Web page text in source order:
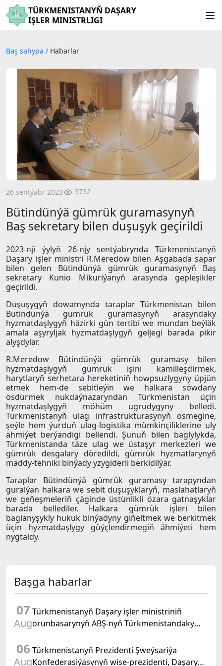
TÜRKMENISTANYŇ DAŞARY
IŞLER MINISTRLIGI
Baş sahypa / Habarlar
26 sentýabr 2023 5732
Bütindünýä gümrük guramasynyň
Baş sekretary bilen duşuşyk geçirildi
2023-nji ýylyň 26-njy sentýabrynda Türkmenistanyň
Daşary işler ministri R.Meredow bilen Aşgabada sapar
bilen gelen Bütindünýä gümrük guramasynyň Baş
sekretary Kunio Mikuriýanyň arasynda gepleşikler
geçirildi.
Duşuşygyň dowamynda taraplar Türkmenistan bilen
Bütindünýä gümrük guramasynyň arasyndaky
hyzmatdaşlygyň häzirki gün tertibi we mundan beýläk
amala aşyryljak hyzmatdaşlygyň geljegi barada pikir
alyşdylar.
R.Meredow Bütindünýä gümrük guramasy bilen
hyzmatdaşlygyň gümrük işini kämilleşdirmek,
harytlaryň serhetara hereketiniň howpsuzlygyny üpjün
etmek hem-de sebitleýin we halkara söwdany
ösdürmek nukdaýnazaryndan Türkmenistan üçin
hyzmatdaşlygyň möhüm ugrudygyny belledi.
Türkmenistanyň ulag infrastrukturasynyň ösmegine,
şeýle hem ýurduň ulag-logistika mümkinçiliklerine uly
ähmiýet berýändigi bellendi. Şunuň bilen baglylykda,
Türkmenistanda täze ulag we üstaşyr merkezleri we
gümrük desgalary döredildi, gümrük hyzmatlarynyň
maddy-tehniki binýady yzygiderli berkidilýär.
Taraplar Bütindünýä gümrük guramasy tarapyndan
guralýan halkara we sebit duşuşyklaryň, maslahatlaryň
we geňeşmeleriň çäginde üstünlikli özara gatnaşyklar
barada bellediler. Halkara gümrük işleri bilen
baglanyşykly hukuk binýadyny giňeltmek we berkitmek
üçin hyzmatdaşlygy güýçlendirmegiň ähmiýeti hem
nygtaldy.
Başga habarlar
07
Aug
Türkmenistanyň Daşary işler ministriniň
orunbasarynyň ABŞ-nyň Türkmenistandaky
geçirildi
06
Aug
Türkmenistanyň Prezidenti Şweýsariýa
Konfederasiýasynyň wise-prezidenti, Daşary